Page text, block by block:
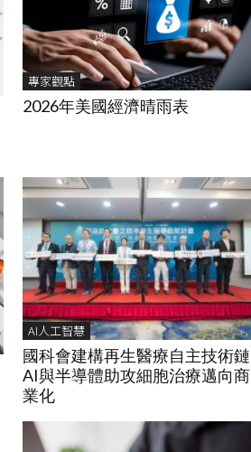
專家觀點
2026年美國經濟晴雨表
AI人工智慧
國科會建構再生醫療自主技術鏈
AI與半導體助攻細胞治療邁向商
業化